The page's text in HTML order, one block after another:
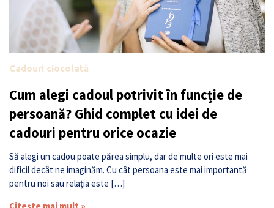
Cadouri ciocolată
Cum alegi cadoul potrivit în funcție de
persoană? Ghid complet cu idei de
cadouri pentru orice ocazie
Să alegi un cadou poate părea simplu, dar de multe ori este mai
dificil decât ne imaginăm. Cu cât persoana este mai importantă
pentru noi sau relația este […]
Citește mai mult »